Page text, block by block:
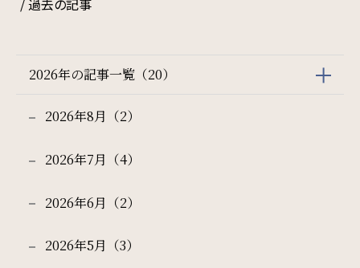
ご利用部屋数
/ 過去の記事
2026年の記事一覧（20）
2026年8月（2）
2026年7月（4）
2026年6月（2）
2026年5月（3）